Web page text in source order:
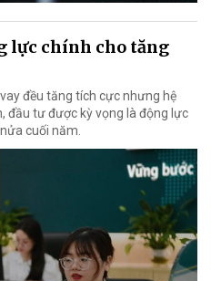
lực chính cho tăng
đều tăng tích cực nhưng hệ
đầu tư được kỳ vọng là động lực
cuối năm.